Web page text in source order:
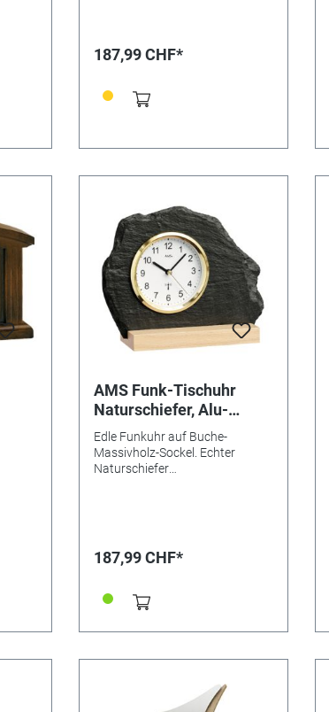
187,99 CHF*
AMS Funk-Tischuhr
Naturschiefer, Alu-
Frontreif gelb
Edle Funkuhr auf Buche-
Massivholz-Sockel. Echter
Naturschiefer
187,99 CHF*